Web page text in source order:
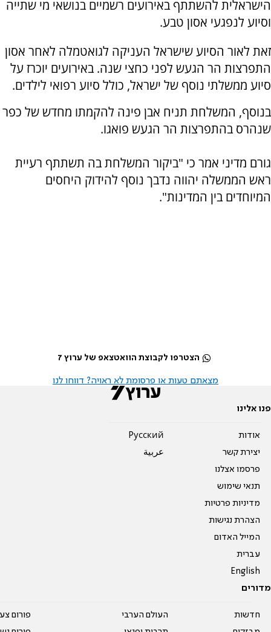
הישראלית להשתתף באירועים רשמיים בנושאי מי שתייה
וסיוע לנפגעי אסון טבע.
זאת לאור הסיוע שישראל העניקה לגואטמלה לאחר אסון
התפרצות הר הגעש לפני כחצי שנה. באירועים יוכרז על
סיוע ממשלתי נוסף של ישראל, כולל סיוע רפואי לילדים.
בנוסף, המשלחת תניח אבן פינה להקמתו מחדש של כפר
שנהרס בהתפרצות הר הגעש פואגו.
גורם מדיני אמר כי "ביקור המשלחת בה תשתתף רעיית
ראש הממשלה יהווה נדבך נוסף להידוק היחסים
המיוחדים בין המדינות".
הצטרפו לקבוצת הוואטצאפ של ערוץ 7
מצאתם טעות או פרסומת לא ראויה? דווחו לנו
פנו אלינו
אודות
יצירת קשר
פרסמו אצלנו
תנאי שימוש
מדיניות פרטיות
הצהרת נגישות
המייל האדום
עברית
English
Pусский
عربية
מדורים
חדשות
העולם הערבי
פורום